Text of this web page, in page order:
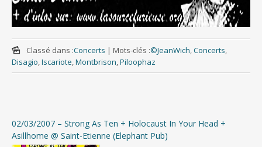
Classé dans :Concerts | Mots-clés :©JeanWich,Concerts,
Disagio,Iscariote,Montbrison,Piloophaz
02/03/2007 – Strong As Ten + Holocaust In Your Head +
Asillhome @ Saint-Etienne (Elephant Pub)